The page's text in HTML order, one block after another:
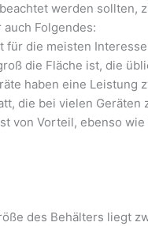
werden sollten,
Folgendes:
für die meisten
die Fläche ist, die
haben eine Leistung
die bei vielen
von Vorteil, ebenso
des Behälters liegt